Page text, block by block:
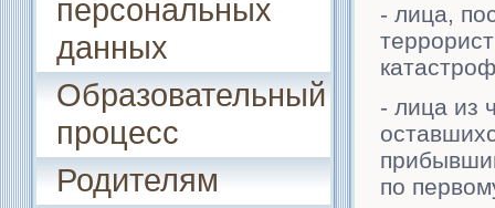
персональных
данных
Образовательный
процесс
Родителям
- лица,
- лица из
по